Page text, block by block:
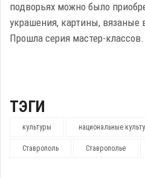
подворьях можно было
украшения, картины, вязаные
Прошла серия мастер-классов.
ТЭГИ
культуры национальные
Ставрополь Ставрополье